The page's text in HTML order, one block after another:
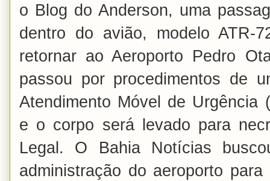
o Blog do Anderson, uma
dentro do avião, modelo
retornar ao Aeroporto Pedro
passou por procedimentos de
Atendimento Móvel de Urgência
e o corpo será levado para
Legal. O Bahia Notícias
administração do aeroporto